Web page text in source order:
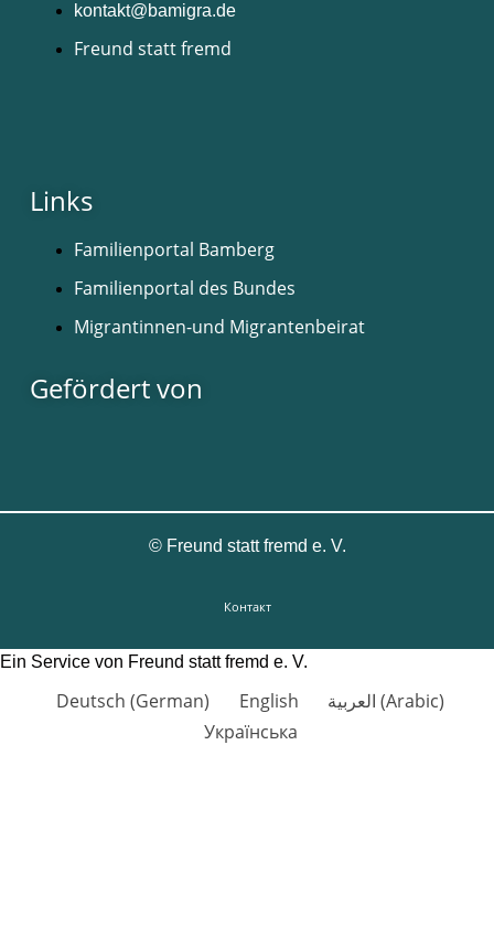
kontakt@bamigra.de
Freund statt fremd
Links
Familienportal Bamberg
Familienportal des Bundes
Migrantinnen-und Migrantenbeirat
Gefördert von
©Freund statt fremd e. V.
Контакт
Ein Service von Freund statt fremd e. V.
Deutsch (German) English العربية (Arabic)
Українська